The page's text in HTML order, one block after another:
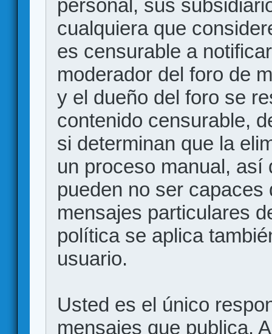
personal, sus
cualquiera que
es censurable a
moderador del foro de
y el dueño del foro se
contenido censurable,
si determinan que la
un proceso manual, así
pueden no ser
mensajes particulares
política se aplica
usuario.
Usted es el único
mensajes que publica.